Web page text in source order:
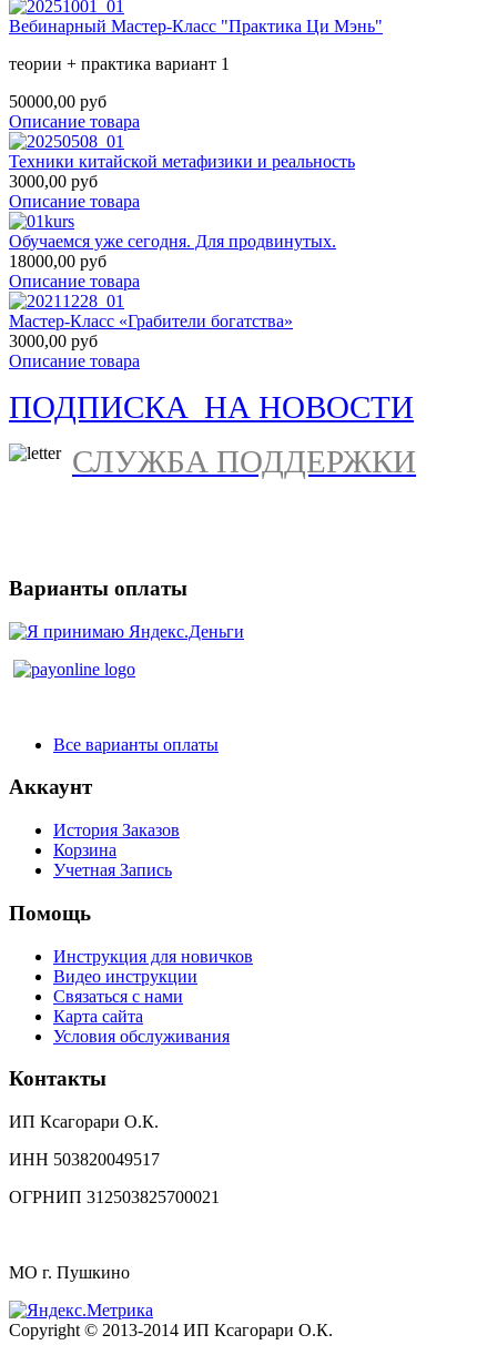
Вебинарный Мастер-Класс "Практика Ци Мэнь"
теории + практика вариант 1
50000,00 руб
Описание товара
Техники китайской метафизики и реальность
3000,00 руб
Описание товара
Обучаемся уже сегодня. Для продвинутых.
18000,00 руб
Описание товара
Мастер-Класс «Грабители богатства»
3000,00 руб
Описание товара
ПОДПИСКА НА НОВОСТИ
СЛУЖБА ПОДДЕРЖКИ
Варианты оплаты
Все варианты оплаты
Аккаунт
История Заказов
Корзина
Учетная Запись
Помощь
Инструкция для новичков
Видео инструкции
Связаться с нами
Карта сайта
Условия обслуживания
Контакты
ИП Ксагорари О.К.
ИНН 503820049517
ОГРНИП 312503825700021
МО г. Пушкино
Copyright © 2013-2014 ИП Ксагорари О.К.